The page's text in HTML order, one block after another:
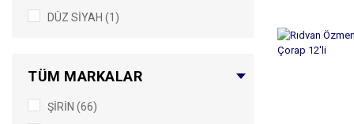
DÜZ SİYAH (1)
TÜM MARKALAR
ŞİRİN (66)